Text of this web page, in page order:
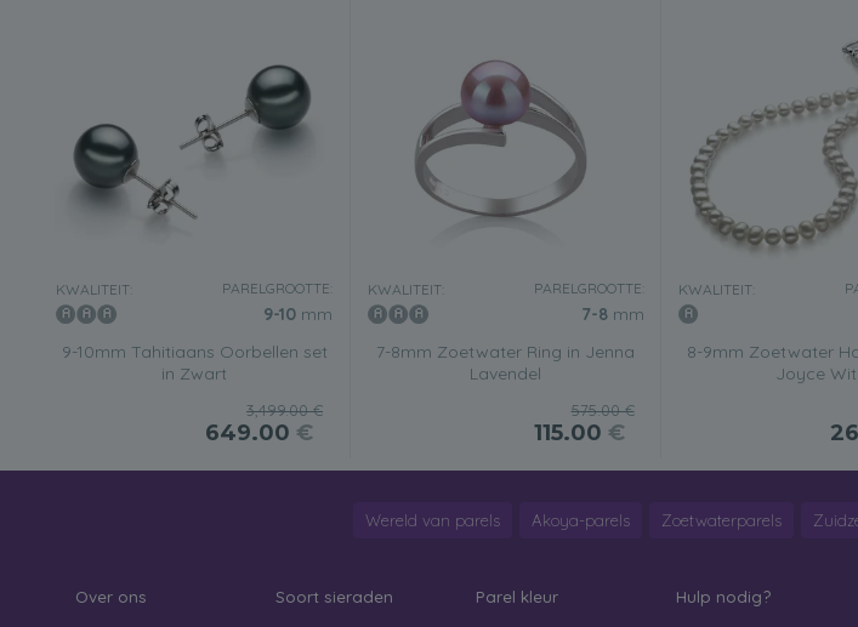
KWALITEIT: PARELGROOTTE:
9-10 mm
9-10mm Tahitiaans Oorbellen set
in Zwart
3,499.00 €
649.00 €
KWALITEIT: PARELGROOTTE:
7-8mm
7-8mm Zoetwater Ring in Jenna
Lavendel
575.00 €
115.00 €
KWALITEIT:
8-9mm Zoetwater
Joyce Wit
Wereld van parels Akoya-parels Zoetwaterparels
Over ons Soort sieraden Parel kleur Hulp nodig?